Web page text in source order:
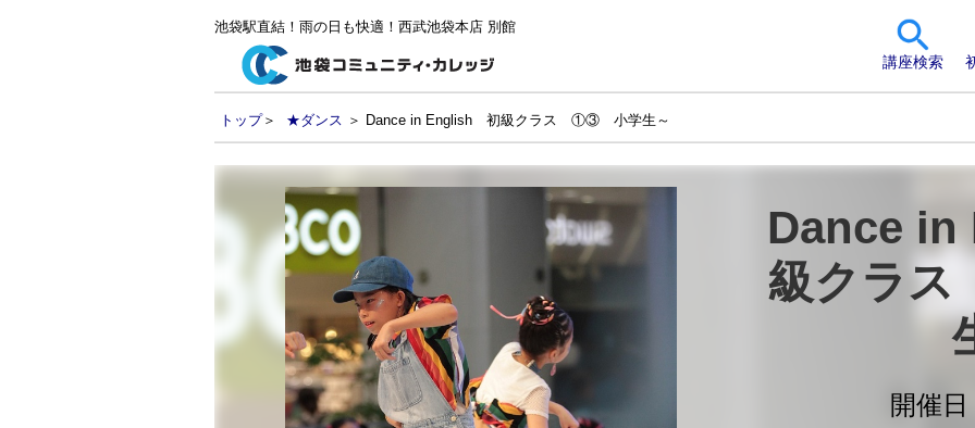
池袋駅直結！雨の日も快適！西武池袋本店 別館
講座検索
トップ＞ ★ダンス ＞ Dance in English 初級クラス ①③ 小学生～
Dance in
級クラ
開催日